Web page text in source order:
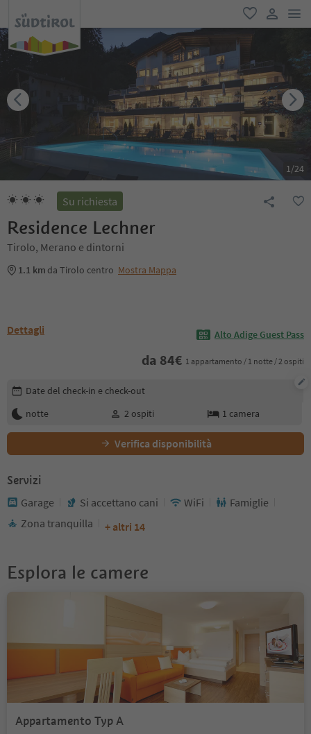
favoriti
user link
1/24
Su richiesta
Residence Lechner
Tirolo, Merano e dintorni
1.1 km da Tirolo centro Mostra Mappa
Dettagli Alto Adige Guest Pass
da 84€ 1 appartamento / 1 notte / 2 ospiti
Modifica i dettagli della prenotazione
Date del check-in e check-out
notte
2 ospiti 1 camera
Verifica disponibilità
Servizi
Garage Si accettano cani WiFi
Famiglie
Zona tranquilla
+ altri 14
Esplora le camere
Appartamento Typ A